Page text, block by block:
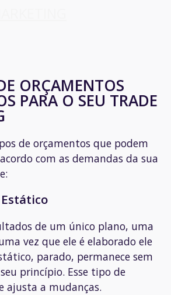
ORÇAMENTOS
PARA O SEU TRADE
de orçamentos que podem
com as demandas da sua
de um único plano, uma
vez que ele é elaborado ele
parado, permanece sem
princípio. Esse tipo de
ajusta a mudanças.